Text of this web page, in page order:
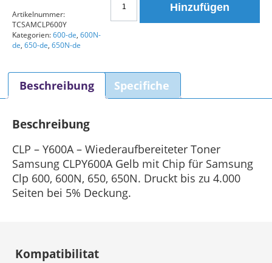
CLPY600A
Kompatible
Menge
Hinzufügen
Artikelnummer:
TCSAMCLP600Y
Kategorien:600-de, 600N-
de, 650-de, 650N-de
Beschreibung Specifiche
Beschreibung
CLP – Y600A – Wiederaufbereiteter Toner
Samsung CLPY600A Gelb mit Chip für Samsung
Clp 600, 600N, 650, 650N. Druckt bis zu 4.000
Seiten bei 5% Deckung.
Kompatibilitat